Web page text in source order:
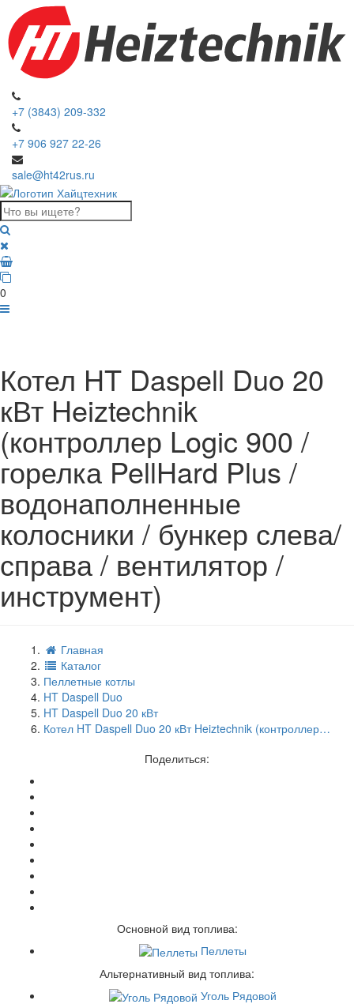
+7 (3843) 209-332
+7 906 927 22-26
sale@ht42rus.ru
0
Котел HT Daspell Duo 20
кВт Heiztechnik
(контроллер Logic 900 /
горелка PellHard Plus /
водонаполненные
колосники / бункер слева/
справа / вентилятор /
инструмент)
Главная
Каталог
Пеллетные котлы
HT Daspell Duo
HT Daspell Duo 20 кВт
Котел HT Daspell Duo 20 кВт Heiztechnik (контроллер…
Поделиться:
Основной вид топлива:
Пеллеты
Альтернативный вид топлива:
Уголь Рядовой